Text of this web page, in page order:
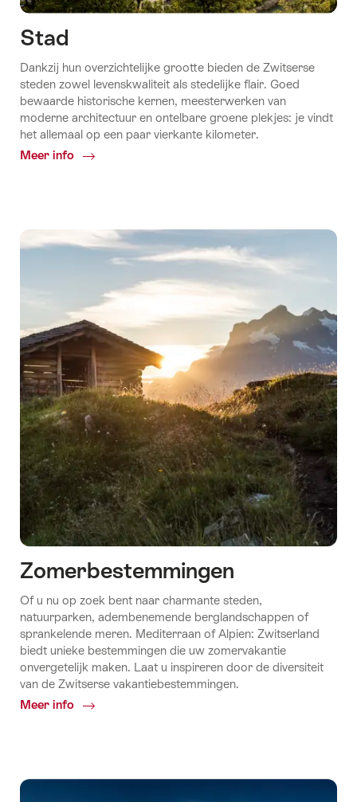
Stad
Dankzij hun overzichtelijke grootte bieden de Zwitserse
steden zowel levenskwaliteit als stedelijke flair. Goed
bewaarde historische kernen, meesterwerken van
moderne architectuur en ontelbare groene plekjes: je vindt
het allemaal op een paar vierkante kilometer.
Meer info
Common.Of
Zomer­bestemmingen
Of u nu op zoek bent naar charmante steden,
natuurparken, adembenemende berglandschappen of
sprankelende meren. Mediterraan of Alpien: Zwitserland
biedt unieke bestemmingen die uw zomervakantie
onvergetelijk maken. Laat u inspireren door de diversiteit
van de Zwitserse vakantiebestemmingen.
Meer info
Common.Of